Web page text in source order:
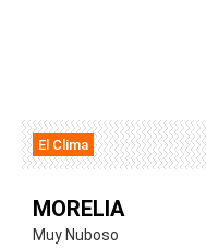
El Clima
MORELIA
Muy Nuboso